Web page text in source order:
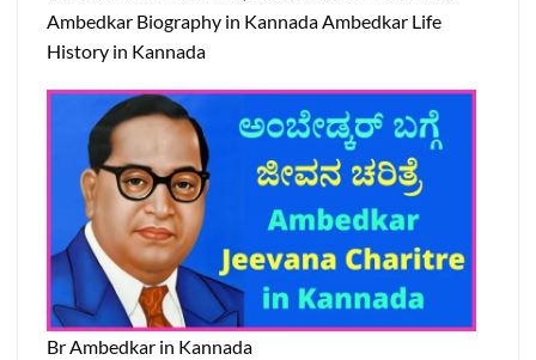
Ambedkar Biography in Kannada Ambedkar Life
History in Kannada
Br Ambedkar in Kannada